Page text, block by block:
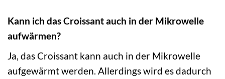
Kann ich das Croissant auch in der Mikrowelle
aufwärmen?
Ja, das Croissant kann auch in der Mikrowelle
aufgewärmt werden. Allerdings wird es dadurch